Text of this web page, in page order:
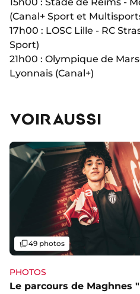
(Canal+ Sport et
17h00 : LOSC Lille - RC
Sport)
21h00 : Olympique de
Lyonnais (Canal+)
VOIR AUSSI
PHOTOS
Le parcours de Maghnes
Galerie
49 photos